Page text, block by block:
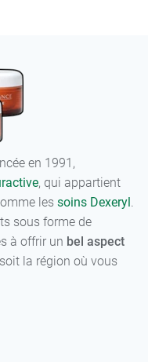
en 1991,
, qui appartient
les soins Dexeryl
sous forme de
à offrir un bel aspect
la région où vous